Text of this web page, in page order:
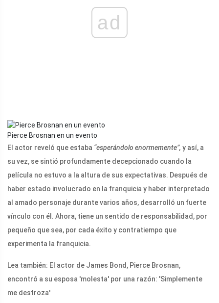
ad
Pierce Brosnan en un evento
El actor reveló que estaba “esperándolo enormemente”, y así, a
su vez, se sintió profundamente decepcionado cuando la
película no estuvo a la altura de sus expectativas. Después de
haber estado involucrado en la franquicia y haber interpretado
al amado personaje durante varios años, desarrolló un fuerte
vínculo con él. Ahora, tiene un sentido de responsabilidad, por
pequeño que sea, por cada éxito y contratiempo que
experimenta la franquicia.
Lea también: El actor de James Bond, Pierce Brosnan,
encontró a su esposa 'molesta' por una razón: 'Simplemente
me destroza'